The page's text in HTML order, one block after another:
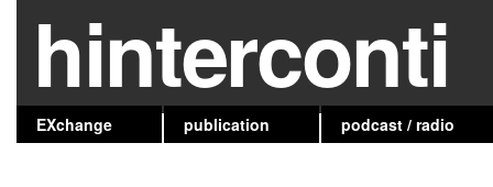
hinterconti
EXchange publication podcast / radio